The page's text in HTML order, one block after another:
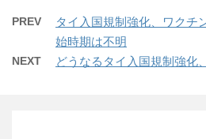
PREV
タイ入国規制強化、ワクチ
始時期は不明
NEXT どうなるタイ入国規制強化